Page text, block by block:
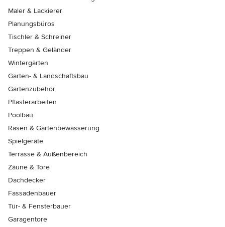
Maler & Lackierer
Planungsbüros
Tischler & Schreiner
Treppen & Geländer
Wintergärten
Garten- & Landschaftsbau
Gartenzubehör
Pflasterarbeiten
Poolbau
Rasen & Gartenbewässerung
Spielgeräte
Terrasse & Außenbereich
Zäune & Tore
Dachdecker
Fassadenbauer
Tür- & Fensterbauer
Garagentore